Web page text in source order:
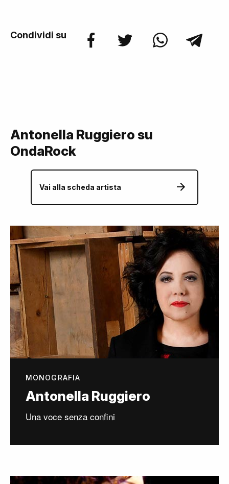
Condividi su
Antonella Ruggiero su
OndaRock
Vai alla scheda artista
MONOGRAFIA
Antonella Ruggiero
Una voce senza confini